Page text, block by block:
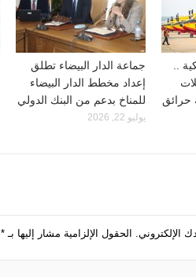
..
حرائق
جماعة الدار البيضاء تطلق
إعداد مخطط الدار البيضاء
للمناخ بدعم من البنك الدولي
يوليو 22, 2026
الإلكتروني. الحقول الإلزامية مشار إليها بـ *